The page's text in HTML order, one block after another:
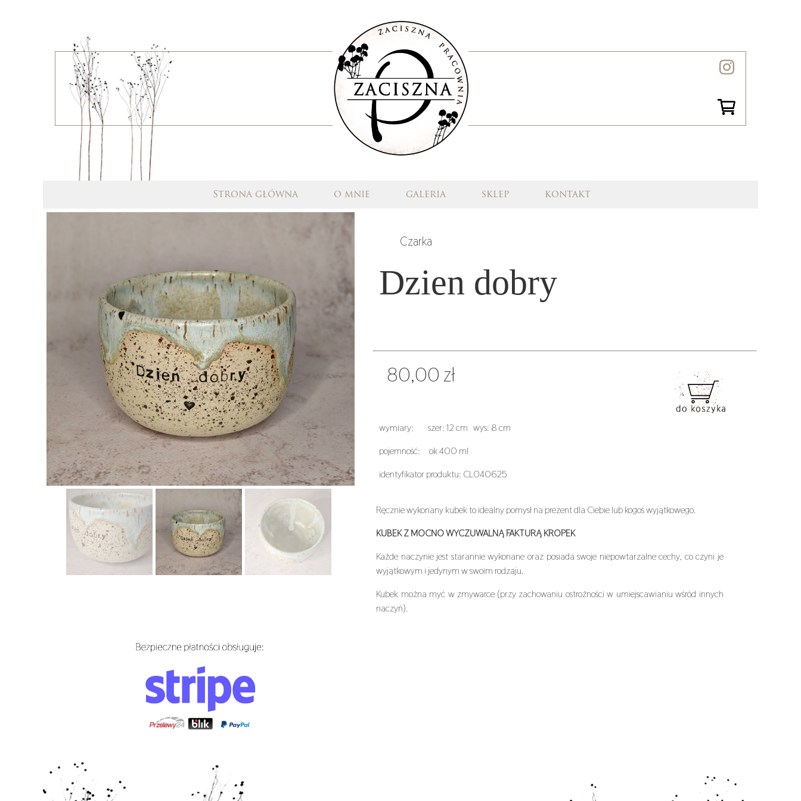
Strona główna o mnie galeria sklep kontakt
80,00 zł
wymiary:
szer: 12 cm wys: 8 cm
pojemność: ok 400 ml
identyfikator produktu: CL040625
Ręcznie wykonany kubek to idealny pomysł na prezent dla Ciebie lub kogoś wyjątkowego.
KUBEK Z MOCNO WYCZUWALNĄ FAKTURĄ KROPEK
Każde naczynie jest starannie wykonane oraz posiada swoje niepowtarzalne cechy, co czyni je
wyjątkowym i jedynym w swoim rodzaju.
Kubek można myć w zmywarce (przy zachowaniu ostrożności w umiejscawianiu wśród innych
naczyń).
Czarka
Dzien dobry